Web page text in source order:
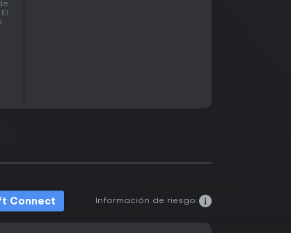
Connect Información de riesgo: